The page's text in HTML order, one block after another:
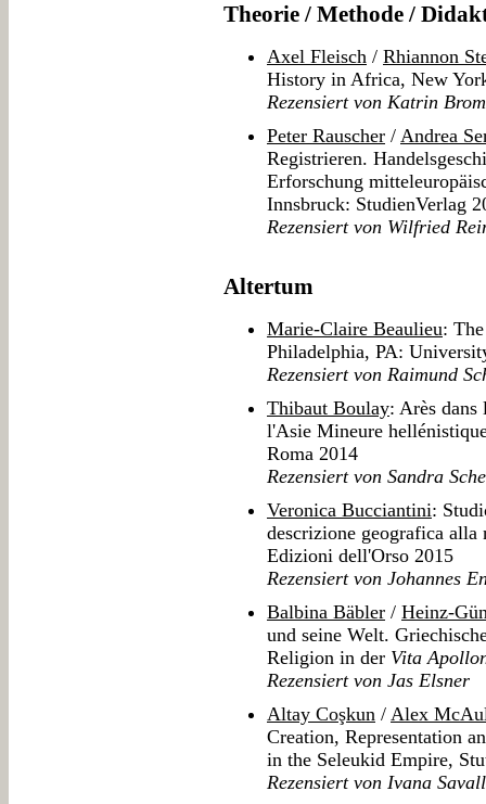
Theorie / Methode /
Axel Fleisch / Rhiannon
History in Africa, New
Rezensiert von Katrin
Peter Rauscher / Andrea
Registrieren.
Erforschung
Innsbruck: StudienVerlag
Rezensiert von Wilfried
Altertum
Marie-Claire Beaulieu:
Philadelphia, PA:
Rezensiert von Raimund
Thibaut Boulay: Arès dans
l'Asie Mineure
Roma 2014
Rezensiert von Sandra
Veronica Bucciantini:
descrizione geografica alla
Edizioni dell'Orso 2015
Rezensiert von Johannes
Balbina Bäbler / Heinz-
und seine Welt.
Religion in der Vita
Rezensiert von Jas Elsner
Altay Coşkun / Alex
Creation, Representation
in the Seleukid Empire,
Rezensiert von Ivana